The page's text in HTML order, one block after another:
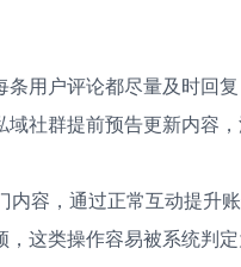
用户评论都尽量及时回
社群提前预告更新内容
容，通过正常互动提升
这类操作容易被系统判